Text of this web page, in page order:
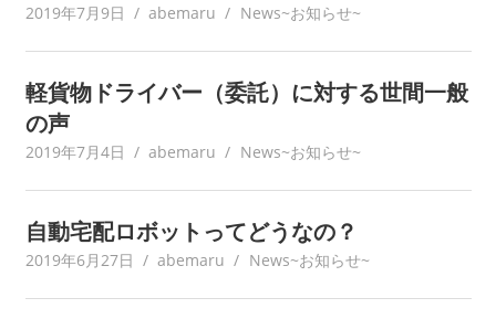
2019年7月9日 abemaru News~お知らせ~
軽貨物ドライバー（委託）に対する世間一般
の声
2019年7月4日 abemaru News~お知らせ~
自動宅配ロボットってどうなの？
2019年6月27日 abemaru News~お知らせ~